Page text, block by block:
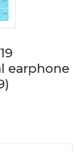
earphone